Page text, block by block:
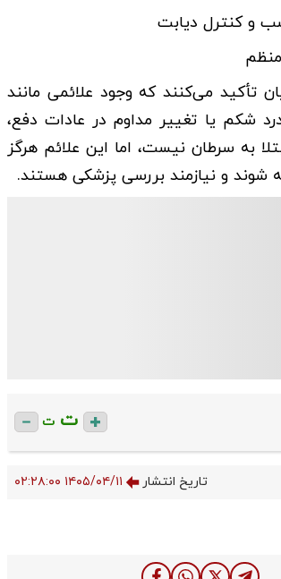
و کنترل دیابت
تأکید می‌کنند که وجود علائمی مانند
شکم یا تغییر مداوم در عادات دفع،
به سرطان نیست، اما این علائم هرگز
شوند و نیازمند بررسی پزشکی هستند.
ت ت
تاریخ انتشار ۱۴۰۵/۰۴/۱۱ ۰۲:۲۸:۰۰